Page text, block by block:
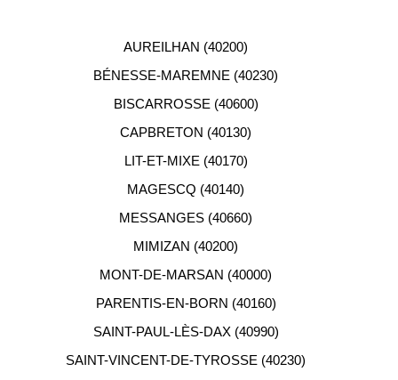
Notre équipe de conseillers se tient gratuitement à
AUREILHAN (40200)
BÉNESSE-MAREMNE (40230)
BISCARROSSE (40600)
CAPBRETON (40130)
LIT-ET-MIXE (40170)
MAGESCQ (40140)
MESSANGES (40660)
MIMIZAN (40200)
MONT-DE-MARSAN (40000)
PARENTIS-EN-BORN (40160)
SAINT-PAUL-LÈS-DAX (40990)
SAINT-VINCENT-DE-TYROSSE (40230)